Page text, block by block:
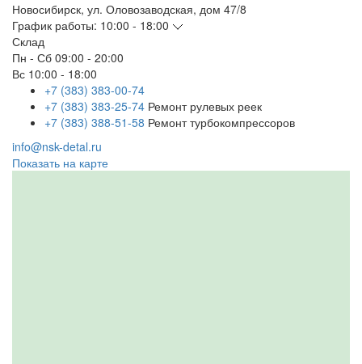
Новосибирск, ул. Оловозаводская, дом 47/8
График работы: 10:00 - 18:00
Склад
Пн - Сб 09:00 - 20:00
Вс 10:00 - 18:00
+7 (383) 383-00-74
+7 (383) 383-25-74 Ремонт рулевых реек
+7 (383) 388-51-58 Ремонт турбокомпрессоров
info@nsk-detal.ru
Показать на карте